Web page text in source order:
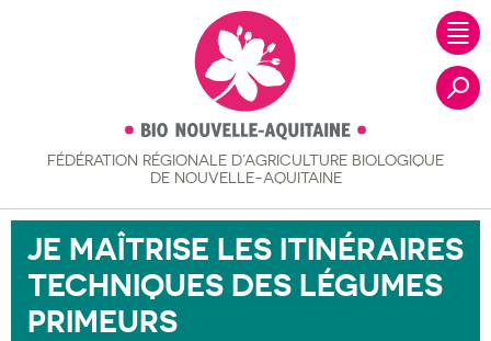
FÉDÉRATION RÉGIONALE D’AGRICULTURE BIOLOGIQUE
DE NOUVELLE-AQUITAINE
JE MAÎTRISE LES ITINÉRAIRES
TECHNIQUES DES LÉGUMES
PRIMEURS